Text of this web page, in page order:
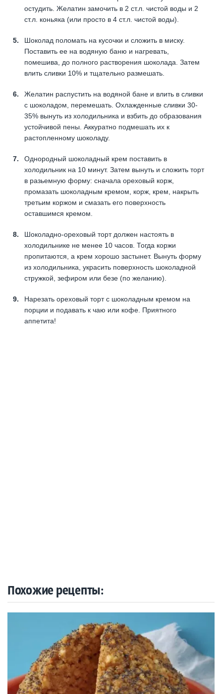
остудить. Желатин замочить в 2 ст.л. чистой воды и 2
ст.л. коньяка (или просто в 4 ст.л. чистой воды).
Шоколад поломать на кусочки и сложить в миску.
Поставить ее на водяную баню и нагревать,
помешива, до полного растворения шоколада. Затем
влить сливки 10% и тщательно размешать.
Желатин распустить на водяной бане и влить в сливки
с шоколадом, перемешать. Охлажденные сливки 30-
35% вынуть из холодильника и взбить до образования
устойчивой пены. Аккуратно подмешать их к
растопленному шоколаду.
Однородный шоколадный крем поставить в
холодильник на 10 минут. Затем вынуть и сложить торт
в разьемную форму: сначала ореховый корж,
промазать шоколадным кремом, корж, крем, накрыть
третьим коржом и смазать его поверхность
оставшимся кремом.
Шоколадно-ореховый торт должен настоять в
холодильнике не менее 10 часов. Тогда коржи
пропитаются, а крем хорошо застынет. Вынуть форму
из холодильника, украсить поверхность шоколадной
стружкой, зефиром или безе (по желанию).
Нарезать ореховый торт с шоколадным кремом на
порции и подавать к чаю или кофе. Приятного
аппетита!
Похожие рецепты: